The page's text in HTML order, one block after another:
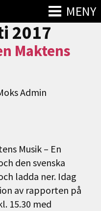
MENY
2017
Maktens
Admin
Musik – En
den svenska
ladda ner. Idag
av rapporten på
15.30 med